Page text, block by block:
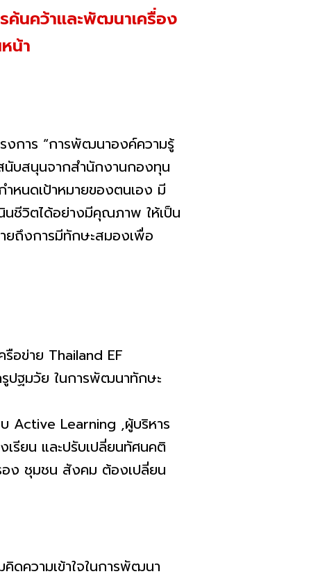
นคว้าและพัฒนาเครื่อง
น้า
งการ “การพัฒนาองค์ความรู้
นับสนุนจากสำนักงานกองทุน
หนดเป้าหมายของตนเอง มี
นชีวิตได้อย่างมีคุณภาพ ให้เป็น
ยถึงการมีทักษะสมองเพื่อ
ข่าย Thailand EF
ปฐมวัย ในการพัฒนาทักษะ
Learning ,ผู้บริหาร
รียน และปรับเปลี่ยนทัศนคติ
ง ชุมชน สังคม ต้องเปลี่ยน
ความเข้าใจในการพัฒนา